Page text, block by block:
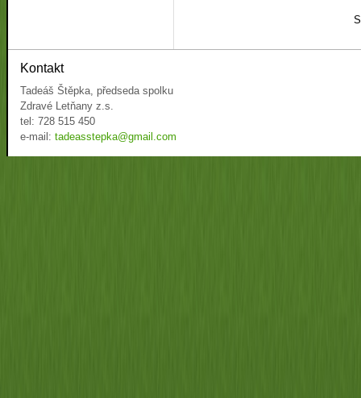
Kontakt
Tadeáš Štěpka, předseda spolku
Zdravé Letňany z.s.
tel: 728 515 450
e-mail: tadeasstepka@gmail.com